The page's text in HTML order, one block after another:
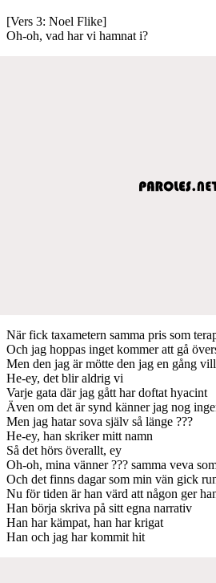
[Vers 3: Noel Flike]
Oh-oh, vad har vi hamnat i?
När fick taxametern samma pris som
Och jag hoppas inget kommer att gå
Men den jag är mötte den jag en gång
He-ey, det blir aldrig vi
Varje gata där jag gått har doftat hyacint
Även om det är synd känner jag nog
Men jag hatar sova själv så länge ???
He-ey, han skriker mitt namn
Så det hörs överallt, ey
Oh-oh, mina vänner ??? samma veva
Och det finns dagar som min vän gick
Nu för tiden är han värd att någon ger
Han börja skriva på sitt egna narrativ
Han har kämpat, han har krigat
Han och jag har kommit hit